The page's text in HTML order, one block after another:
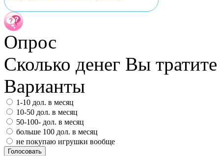
Опрос
Сколько денег Вы
Варианты
1-10 дол. в месяц
10-50 дол. в месяц
50-100- дол. в месяц
больше 100 дол. в месяц
не покупаю игрушки вообще